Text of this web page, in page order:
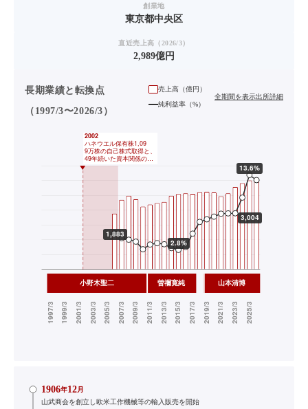
創業地
東京都中央区
直近売上高（2026/3）
2,989億円
長期業績と転換点
（1997/3〜2026/3）
売上高（億円）
純利益率（%）
全期間を表示出所詳細
1906年12月
山武商会を創立し欧米工作機械等の輸入販売を開始